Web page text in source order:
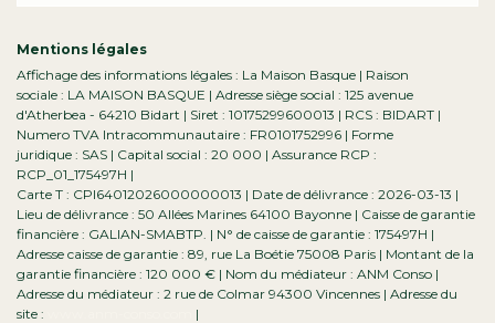
Mentions légales
Affichage des informations légales : La Maison Basque | Raison
sociale : LA MAISON BASQUE | Adresse siège social : 125 avenue
d'Atherbea - 64210 Bidart | Siret : 10175299600013 | RCS : BIDART |
Numero TVA Intracommunautaire : FR0101752996 | Forme
juridique : SAS | Capital social : 20 000 | Assurance RCP :
RCP_01_175497H |
Carte T : CPI64012026000000013 | Date de délivrance : 2026-03-13 |
Lieu de délivrance : 50 Allées Marines 64100 Bayonne | Caisse de garantie
financière : GALIAN-SMABTP. | N° de caisse de garantie : 175497H |
Adresse caisse de garantie : 89, rue La Boétie 75008 Paris | Montant de la
garantie financière : 120 000 € | Nom du médiateur : ANM Conso |
Adresse du médiateur : 2 rue de Colmar 94300 Vincennes | Adresse du
site :
|